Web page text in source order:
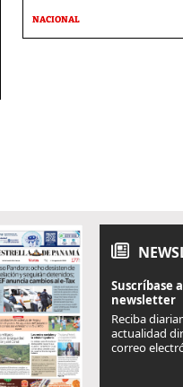
NACIONAL
Suscríbase
newsletter
Reciba
actualidad
correo